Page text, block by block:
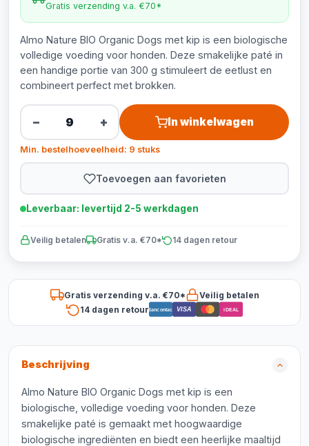
Gratis verzending v.a. €70*
Almo Nature BIO Organic Dogs met kip is een biologische
volledige voeding voor honden. Deze smakelijke paté in
een handige portie van 300 g stimuleert de eetlust en
combineert perfect met brokken.
− + In winkelwagen
Min. bestelhoeveelheid: 9 stuks
Toevoegen aan favorieten
Leverbaar: levertijd 2-5 werkdagen
Veilig betalen Gratis v.a. €70* 14 dagen retour
Gratis verzending v.a. €70*
Veilig betalen
14 dagen retourBancontact VISA iDEAL
Beschrijving
Almo Nature BIO Organic Dogs met kip is een
biologische, volledige voeding voor honden. Deze
smakelijke paté is gemaakt met hoogwaardige
biologische ingrediënten en biedt een heerlijke maaltijd